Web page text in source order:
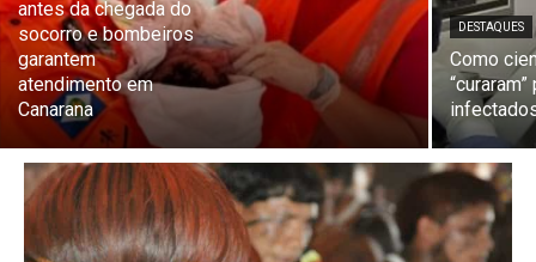
antes da chegada do
socorro e bombeiros
garantem
atendimento em
Canarana
DESTAQUES
Como